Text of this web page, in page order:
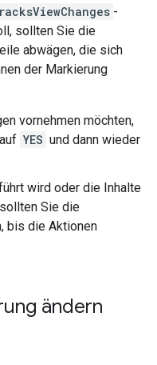
-
sollten Sie die
abwägen, die sich
der Markierung
vornehmen möchten,
YES und dann wieder
wird oder die Inhalte
Sie die
bis die Aktionen
ändern